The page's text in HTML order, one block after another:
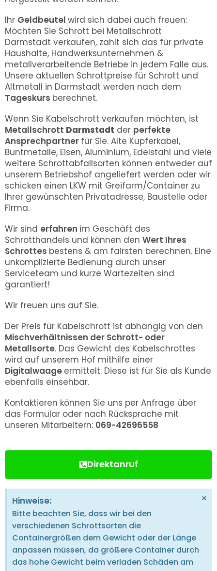
Ihr Geldbeutel wird sich dabei auch freuen:
Möchten Sie Schrott bei Metallschrott
Darmstadt verkaufen, zahlt sich das für private
Haushalte, Handwerksunternehmen &
metallverarbeitende Betriebe in jedem Falle aus.
Unsere aktuellen Schrottpreise für Schrott und
Altmetall in Darmstadt werden nach dem
Tageskurs berechnet.
Wenn Sie Kabelschrott verkaufen möchten, ist
Metallschrott Darmstadt der perfekte
Ansprechpartner für Sie. Alte Kupferkabel,
Buntmetalle, Eisen, Aluminium, Edelstahl und viele
weitere Schrottabfallsorten können entweder auf
unserem Betriebshof angeliefert werden oder wir
schicken einen LKW mit Greifarm/Container zu
Ihrer gewünschten Privatadresse, Baustelle oder
Firma.
Wir sind erfahren im Geschäft des
Schrotthandels und können den Wert Ihres
Schrottes bestens & am fairsten berechnen. Eine
unkomplizierte Bedienung durch unser
Serviceteam und kurze Wartezeiten sind
garantiert!
Wir freuen uns auf Sie.
Der Preis für Kabelschrott ist abhängig von den
Mischverhältnissen der Schrott- oder
Metallsorte. Das Gewicht des Kabelschrottes
wird auf unserem Hof mithilfe einer
Digitalwaage ermittelt. Diese ist für Sie als Kunde
ebenfalls einsehbar.
Kontaktieren können Sie uns per Anfrage über
das Formular oder nach Rücksprache mit
unseren Mitarbeitern: 069-42696558
Direktanruf
Hinweise:
Bitte beachten Sie, dass wir bei den
verschiedenen Schrottsorten die
Containergrößen dem Gewicht oder der Länge
anpassen müssen, da größere Container durch
das hohe Gewicht beim verladen Schäden am
×